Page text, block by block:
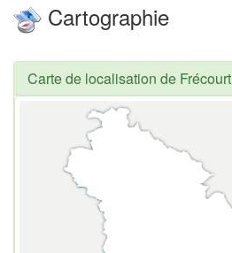
Cartographie
Carte de localisation de Frécourt